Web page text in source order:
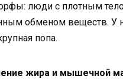
люди с плотным
обменом веществ. У
попа.
жира и мышечной